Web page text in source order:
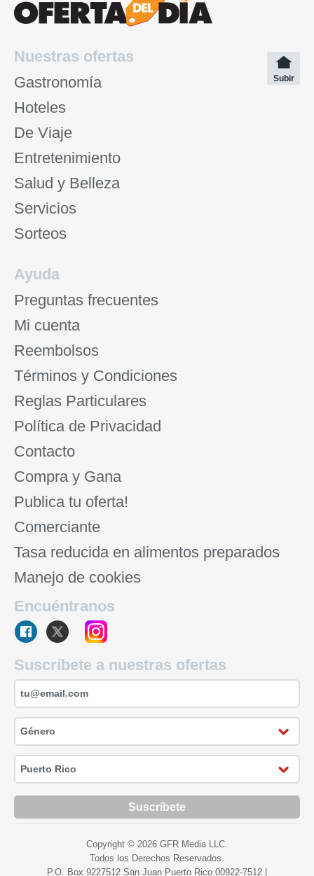
Nuestras ofertas
Gastronomía
Hoteles
De Viaje
Entretenimiento
Salud y Belleza
Servicios
Sorteos
Subir
Ayuda
Preguntas frecuentes
Mi cuenta
Reembolsos
Términos y Condiciones
Reglas Particulares
Política de Privacidad
Contacto
Compra y Gana
Publica tu oferta!
Comerciante
Tasa reducida en alimentos preparados
Manejo de cookies
Encuéntranos
Suscríbete a nuestras ofertas
Suscríbete
Copyright © 2026 GFR Media LLC.
Todos los Derechos Reservados.
P.O. Box 9227512 San Juan Puerto Rico 00922-7512 |